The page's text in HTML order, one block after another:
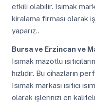
etkili olabilir. Isımak
kiralama firması olarak
yaparız..
Bursa ve Erzincan ve
Isımak mazotlu
hızlıdır. Bu cihazların
Isımak markası ısıtıcı
olarak işlerinizi en